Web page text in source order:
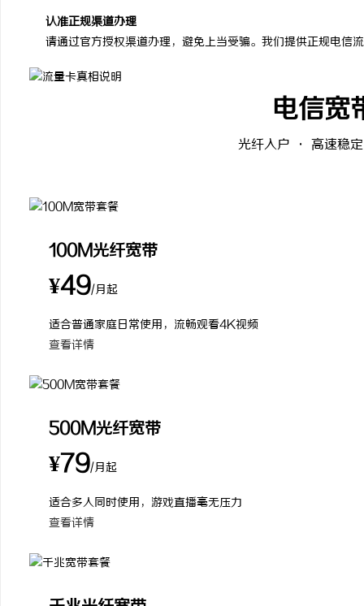
认准正规渠道办理
请通过官方授权渠道办理，避免上当受骗。我们提供正规电信
电信宽
光纤入户 · 高速稳
100M光纤宽带
¥49/月起
适合普通家庭日常使用，流畅观看4K视频
查看详情
500M光纤宽带
¥79/月起
适合多人同时使用，游戏直播毫无压力
查看详情